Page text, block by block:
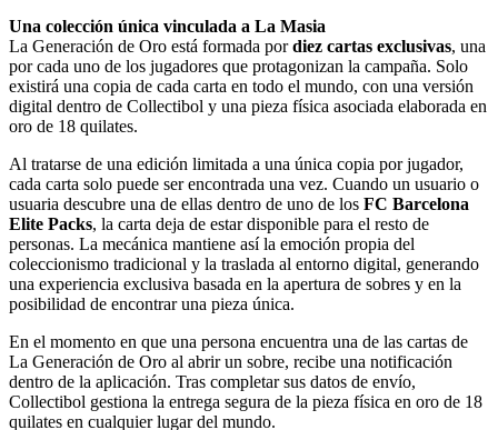
Una colección única vinculada a La Masia
La Generación de Oro está formada pordiez cartas exclusivas, una
por cada uno de los jugadores que protagonizan la campaña. Solo
existirá una copia de cada carta en todo el mundo, con una versión
digital dentro de Collectibol y una pieza física asociada elaborada en
oro de 18 quilates.
Al tratarse de una edición limitada a una única copia por jugador,
cada carta solo puede ser encontrada una vez. Cuando un usuario o
usuaria descubre una de ellas dentro de uno de los FC Barcelona
Elite Packs, la carta deja de estar disponible para el resto de
personas. La mecánica mantiene así la emoción propia del
coleccionismo tradicional y la traslada al entorno digital, generando
una experiencia exclusiva basada en la apertura de sobres y en la
posibilidad de encontrar una pieza única.
En el momento en que una persona encuentra una de las cartas de
La Generación de Oro al abrir un sobre, recibe una notificación
dentro de la aplicación. Tras completar sus datos de envío,
Collectibol gestiona la entrega segura de la pieza física en oro de 18
quilates en cualquier lugar del mundo.